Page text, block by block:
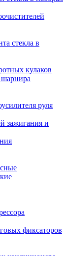
стекла в
кулаков
руля
зажигания и
фиксаторов